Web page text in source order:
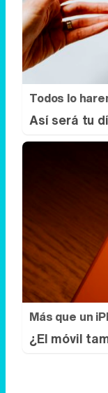
Todos lo
Así será tu
Más que un
¿El móvil